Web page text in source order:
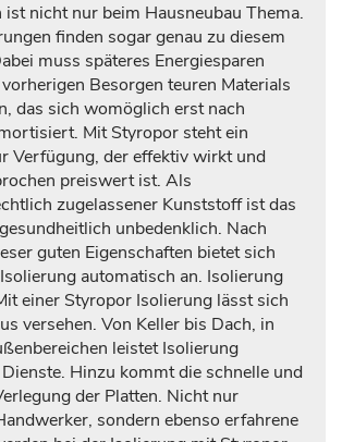
ist nicht nur beim Hausneubau Thema.
finden sogar genau zu diesem
muss späteres Energiesparen
Besorgen teuren Materials
das sich womöglich erst nach
Mit Styropor steht ein
Verfügung, der effektiv wirkt und
preiswert ist. Als
zugelassener Kunststoff ist das
unbedenklich. Nach
guten Eigenschaften bietet sich
automatisch an. Isolierung
einer Styropor Isolierung lässt sich
versehen. Von Keller bis Dach, in
leistet Isolierung
Hinzu kommt die schnelle und
der Platten. Nicht nur
sondern ebenso erfahrene